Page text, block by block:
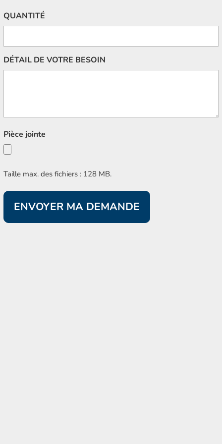
QUANTITÉ
DÉTAIL DE VOTRE BESOIN
Pièce jointe
Taille max. des fichiers : 128 MB.